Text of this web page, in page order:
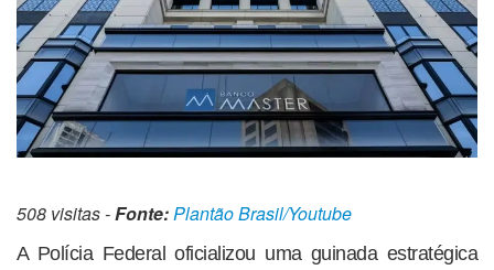
508 visitas -Fonte:Plantão Brasil/Youtube
A Polícia Federal oficializou uma guinada estratégica